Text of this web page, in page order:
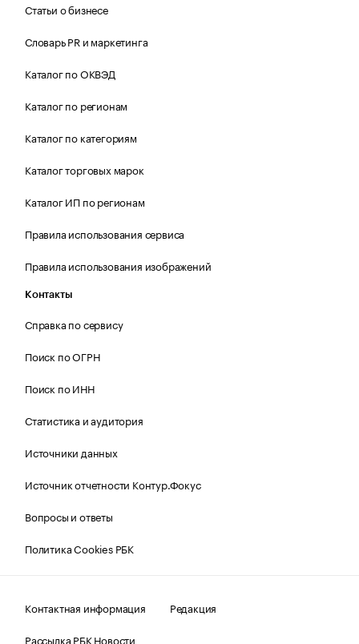
Статьи о бизнесе
Словарь PR и маркетинга
Каталог по ОКВЭД
Каталог по регионам
Каталог по категориям
Каталог торговых марок
Каталог ИП по регионам
Правила использования сервиса
Правила использования изображений
Контакты
Справка по сервису
Поиск по ОГРН
Поиск по ИНН
Статистика и аудитория
Источники данных
Источник отчетности Контур.Фокус
Вопросы и ответы
Политика Cookies РБК
Контактная информация
Редакция
Рассылка РБК Новости